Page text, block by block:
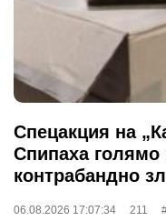
Спецакция на
Спипаха голямо
контрабандно
06.08.2026 17:07:34 211